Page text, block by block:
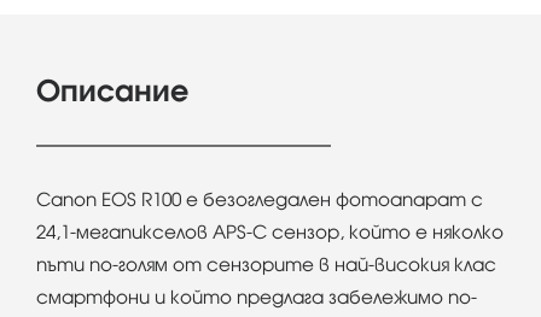
Описание
Canon EOS R100 е безогледален фотоапарат с
24,1-мегапикселов APS-C сензор, който е няколко
пъти по-голям от сензорите в най-високия клас
смартфони и който предлага забележимо по-